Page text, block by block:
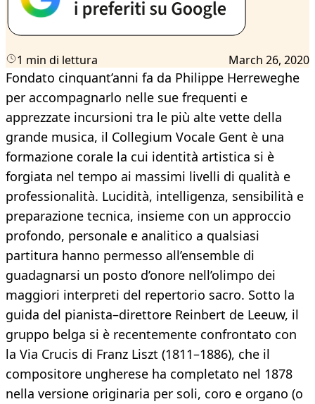
1 min di lettura March 26, 2020
Fondato cinquant’anni fa da Philippe Herreweghe
per accompagnarlo nelle sue frequenti e
apprezzate incursioni tra le più alte vette della
grande musica, il Collegium Vocale Gent è una
formazione corale la cui identità artistica si è
forgiata nel tempo ai massimi livelli di qualità e
professionalità. Lucidità, intelligenza, sensibilità e
preparazione tecnica, insieme con un approccio
profondo, personale e analitico a qualsiasi
partitura hanno permesso all’ensemble di
guadagnarsi un posto d’onore nell’olimpo dei
maggiori interpreti del repertorio sacro. Sotto la
guida del pianista–direttore Reinbert de Leeuw, il
gruppo belga si è recentemente confrontato con
la Via Crucis di Franz Liszt (1811–1886), che il
compositore ungherese ha completato nel 1878
nella versione originaria per soli, coro e organo (o